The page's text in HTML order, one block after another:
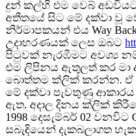
දුන් කල්හි එම වෙබ් අඩවියට
අතීතයේ සිට මේ දක්වා වූ
නිර්මාපකයන් එය Way
උදාහරණයක් ලෙස ඔබට
පිටුවක් නැරඹීමට අවශ්‍ය
එම ලිපිනය ඇතුලත් කර මා
බොත්තම ක්ලික් කරන්න. ඒ
මේ දක්වා පැවතුණු ආකාරය
ඇත. අදාල දිනය ක්ලික්
1998 දෙසැම්බර් 02
සබැඳියෙන් දැකබලාගත